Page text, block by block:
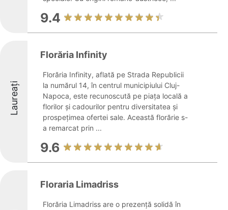
9.4
Laureați
Florăria Infinity
Florăria Infinity, aflată pe Strada Republicii
la numărul 14, în centrul municipiului Cluj-
Napoca, este recunoscută pe piața locală a
florilor și cadourilor pentru diversitatea și
prospețimea ofertei sale. Această florărie s-
a remarcat prin ...
9.6
Floraria Limadriss
Florăria Limadriss are o prezență solidă în